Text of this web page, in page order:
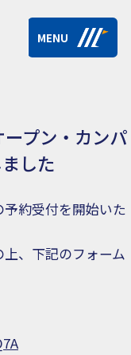
MENU
ープン・カンパ
した
約受付を開始いた
、下記のフォーム